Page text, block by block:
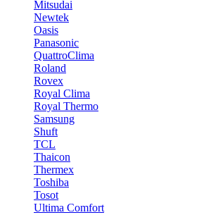
Mitsudai
Newtek
Oasis
Panasonic
QuattroClima
Roland
Rovex
Royal Clima
Royal Thermo
Samsung
Shuft
TCL
Thaicon
Thermex
Toshiba
Tosot
Ultima Comfort